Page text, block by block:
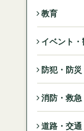
教育
イベント・
防犯・防災
消防・救急
道路・交通